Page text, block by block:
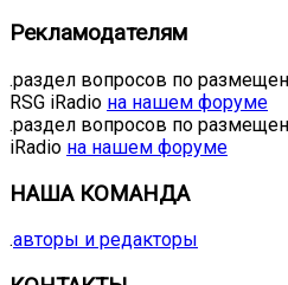
Рекламодателям
.раздел вопросов по
RSG iRadio на нашем форуме
.раздел вопросов по
iRadio на нашем форуме
НАША КОМАНДА
.авторы и редакторы